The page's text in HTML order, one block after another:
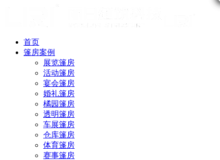
首页
篷房案例
展览篷房
活动篷房
宴会篷房
婚礼篷房
橘园篷房
透明篷房
车展篷房
仓库篷房
体育篷房
赛事篷房